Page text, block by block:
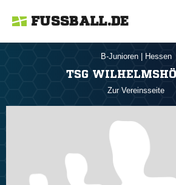
FUSSBALL.DE
B-Junioren Hessen
TSG
Zur Vereinsseite